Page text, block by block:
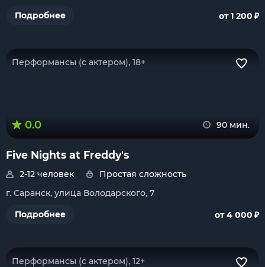
Подробнее
от 1 200 ₽
Перформансы (с актером), 18+
0.0 90 мин.
Five Nights at Freddy's
2-12 человек
Простая сложность
г. Саранск, улица Володарского, 7
Подробнее
от 4 000 ₽
Перформансы (с актером), 12+